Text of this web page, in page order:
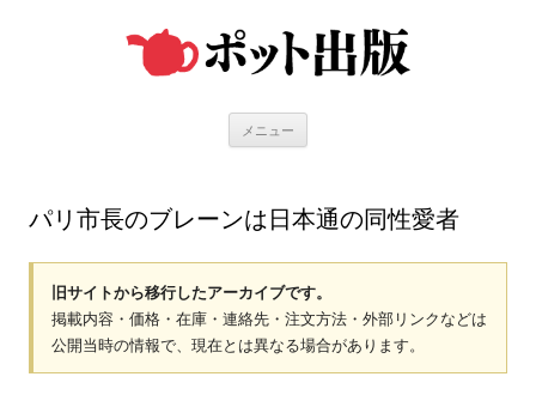
メニュー
パリ市長のブレーンは日本通の同性愛者
旧サイトから移行したアーカイブです。
掲載内容・価格・在庫・連絡先・注文方法・外部リンクなどは
公開当時の情報で、現在とは異なる場合があります。